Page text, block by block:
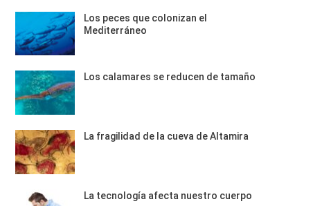
Los peces que colonizan el
Mediterráneo
Los calamares se reducen de tamaño
La fragilidad de la cueva de Altamira
La tecnología afecta nuestro cuerpo